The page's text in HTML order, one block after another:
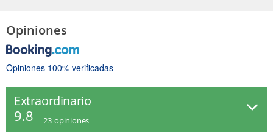
Opiniones
Opiniones 100% verificadas
Extraordinario
9.8 23 opiniones